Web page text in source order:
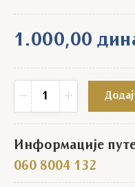
1.000,00
−
Значење имена
+
Информације
060 8004 132